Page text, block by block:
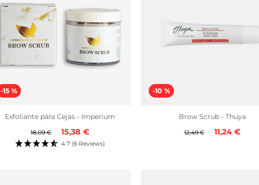
-15 %
Exfoliante para Cejas - Imperium
Precio
regular
18,09 €
Precio
de
15,38 €
4.7 (6 Reviews)
-10 %
Brow Scrub - Thuya
Precio
12,49 €
Precio
11,24 €